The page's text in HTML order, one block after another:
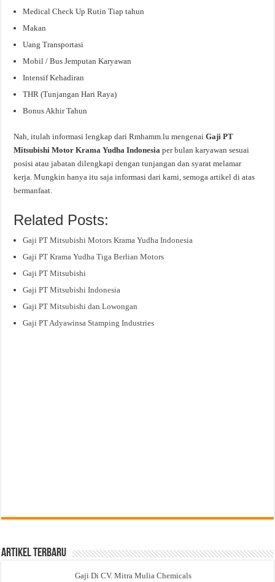
Medical Check Up Rutin Tiap tahun
Makan
Uang Transportasi
Mobil / Bus Jemputan Karyawan
Intensif Kehadiran
THR (Tunjangan Hari Raya)
Bonus Akhir Tahun
Nah, itulah informasi lengkap dari Rmhamm.lu mengenaiGaji PT
Mitsubishi Motor Krama Yudha Indonesiaper bulan karyawan sesuai
posisi atau jabatan dilengkapi dengan tunjangan dan syarat melamar
kerja. Mungkin hanya itu saja informasi dari kami, semoga artikel di atas
bermanfaat.
Related Posts:
Gaji PT Mitsubishi Motors Krama Yudha Indonesia
Gaji PT Krama Yudha Tiga Berlian Motors
Gaji PT Mitsubishi
Gaji PT Mitsubishi Indonesia
Gaji PT Mitsubishi dan Lowongan
Gaji PT Adyawinsa Stamping Industries
Artikel Terbaru
Gaji Di CV. Mitra Mulia Chemicals